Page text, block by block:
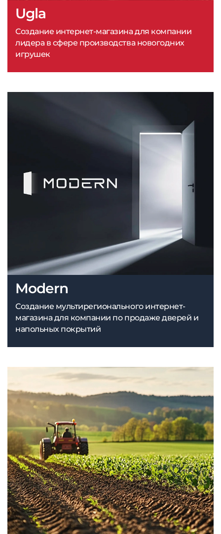
Ugla
Создание интернет-магазина для компании
лидера в сфере производства новогодних
игрушек
Modern
Создание мультирегионального интернет-
магазина для компании по продаже дверей и
напольных покрытий